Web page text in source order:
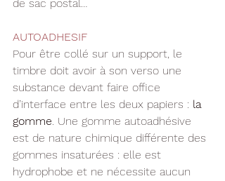
de sac postal…
AUTOADHESIF
Pour être collé sur un support, le
timbre doit avoir à son verso une
substance devant faire office
d’interface entre les deux papiers : la
gomme. Une gomme autoadhésive
est de nature chimique différente des
gommes insaturées : elle est
hydrophobe et ne nécessite aucun